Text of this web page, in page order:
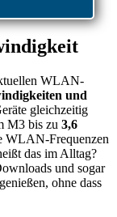
WLAN-
und
gleichzeitig
M3 bis zu 3,6
WLAN-Frequenzen
das im Alltag?
und sogar
ohne dass